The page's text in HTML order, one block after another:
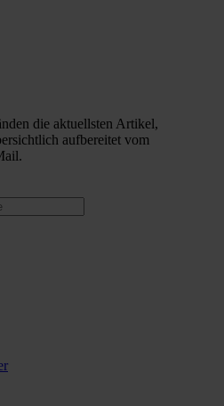
die aktuellsten Artikel,
aufbereitet vom